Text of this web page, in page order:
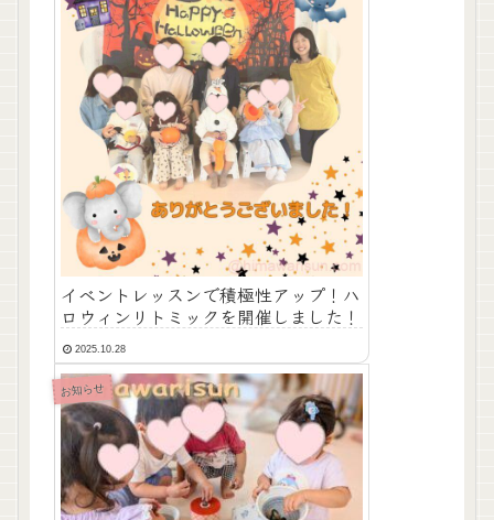
イベントレッスンで積極性アップ！ハ
ロウィンリトミックを開催しました！
2025.10.28
お知らせ